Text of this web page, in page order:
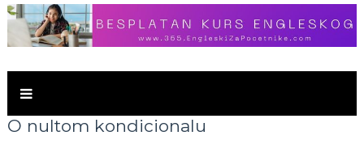
O nultom kondicionalu